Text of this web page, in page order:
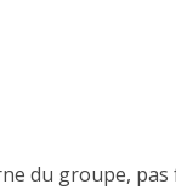
du groupe, pas